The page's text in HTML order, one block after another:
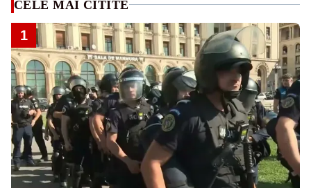
CELE MAI CITITE
1